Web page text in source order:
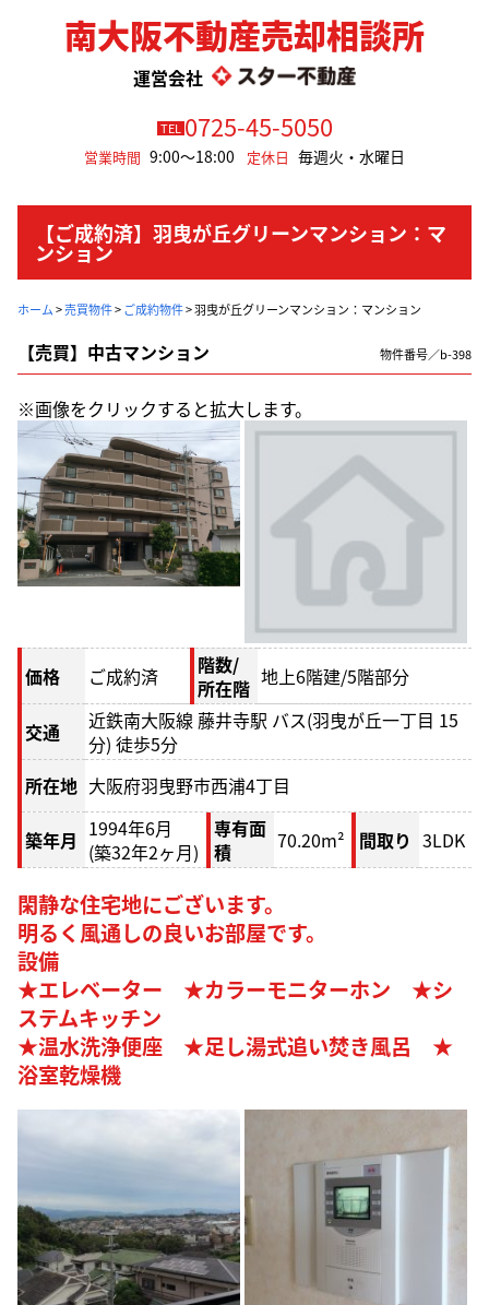
南大阪不動産売却相談所
運営会社
TEL0725-45-5050
営業時間 9:00～18:00 定休日 毎週火・水曜日
【ご成約済】羽曳が丘グリーンマンション：マ
ンション
ホーム>売買物件>ご成約物件>羽曳が丘グリーンマンション：マンション
【売買】中古マンション 物件番号／b-398
※画像をクリックすると拡大します。
価格 ご成約済
階数/
所在階 地上6階建/5階部分
交通
近鉄南大阪線 藤井寺駅 バス(羽曳が丘一丁目 15
分) 徒歩5分
所在地 大阪府羽曳野市西浦4丁目
築年月 1994年6月
(築32年2ヶ月)
専有面
積
70.20m² 間取り 3LDK
閑静な住宅地にございます。
明るく風通しの良いお部屋です。
設備
★エレベーター ★カラーモニターホン ★シ
ステムキッチン
★温水洗浄便座 ★足し湯式追い焚き風呂 ★
浴室乾燥機